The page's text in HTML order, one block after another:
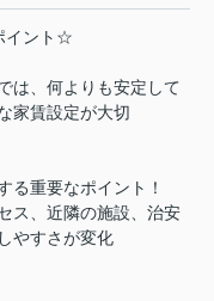
イント☆
は、何よりも安定して
家賃設定が大切
る重要なポイント！
ス、近隣の施設、治安
やすさが変化